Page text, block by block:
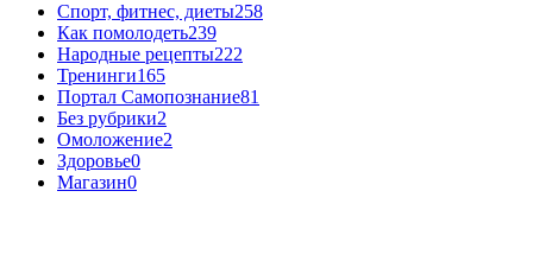
Спорт, фитнес, диеты258
Как помолодеть239
Народные рецепты222
Тренинги165
Портал Самопознание81
Без рубрики2
Омоложение2
Здоровье0
Магазин0